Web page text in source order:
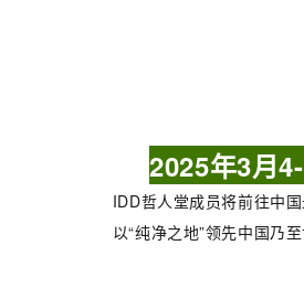
2025年3月
IDD哲人堂成员将前往中
以“纯净之地”领先中国乃